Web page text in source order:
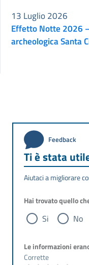
Effetto Notte 2026
archeologica Santa
13 Luglio 2026
Feedback
Ti è stata
Aiutaci a migliorare
Hai trovato quello
Si No
Le informazioni
Corrette